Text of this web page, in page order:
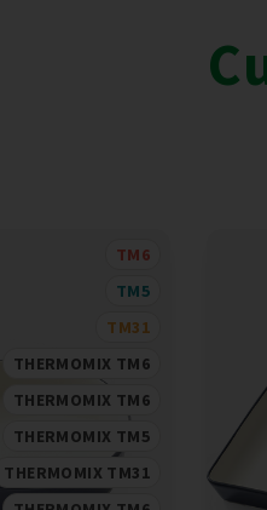
TM6
TM5
TM31
THERMOMIX TM6
THERMOMIX TM6
THERMOMIX TM5
THERMOMIX TM31